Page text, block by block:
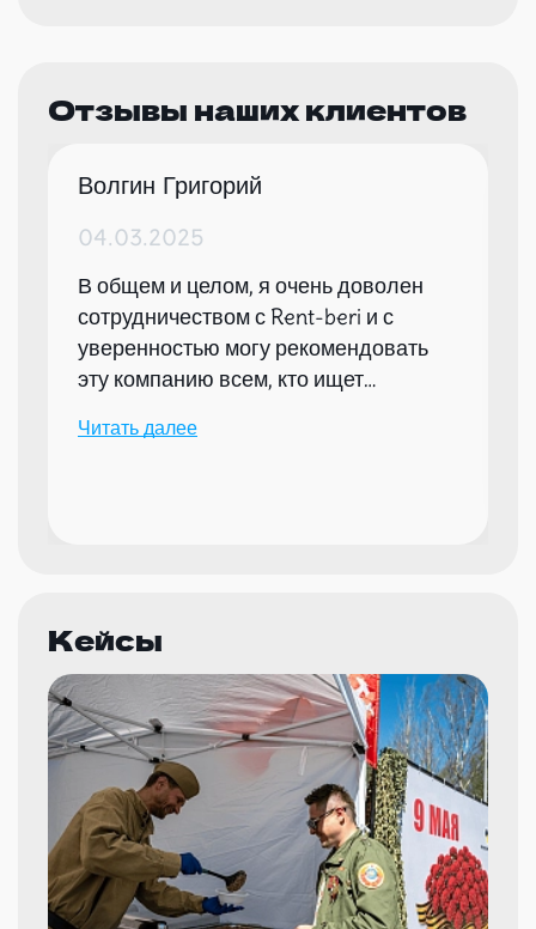
Отзывы наших клиентов
Волгин Григорий
04.03.2025
В общем и целом, я очень доволен
сотрудничеством с Rent-beri и с
уверенностью могу рекомендовать
эту компанию всем, кто ищет
мероприятий.
Читать далее
Кейсы